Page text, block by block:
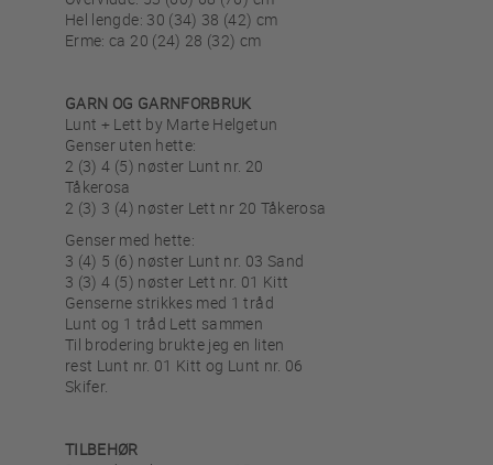
Hel lengde: 30 (34) 38 (42) cm
Erme: ca 20 (24) 28 (32) cm
GARN OG GARNFORBRUK
Lunt + Lett by Marte Helgetun
Genser uten hette:
2 (3) 4 (5) nøster Lunt nr. 20
Tåkerosa
2 (3) 3 (4) nøster Lett nr 20 Tåkerosa
Genser med hette:
3 (4) 5 (6) nøster Lunt nr. 03 Sand
3 (3) 4 (5) nøster Lett nr. 01 Kitt
Genserne strikkes med 1 tråd
Lunt og 1 tråd Lett sammen
Til brodering brukte jeg en liten
rest Lunt nr. 01 Kitt og Lunt nr. 06
Skifer.
TILBEHØR